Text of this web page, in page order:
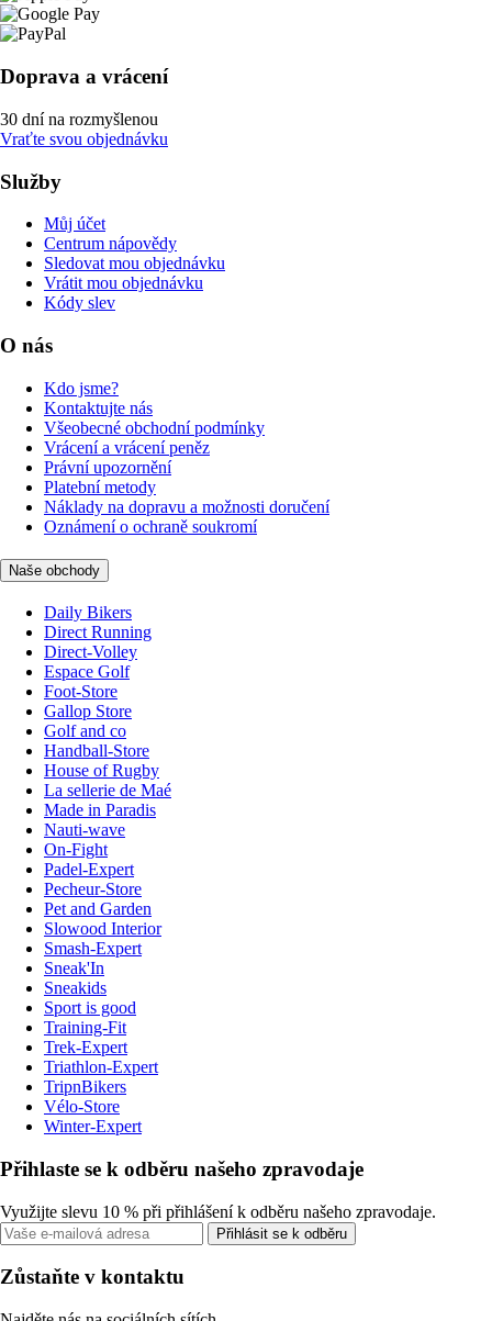
Doprava a vrácení
30 dní na rozmyšlenou
Vraťte svou objednávku
Služby
Můj účet
Centrum nápovědy
Sledovat mou objednávku
Vrátit mou objednávku
Kódy slev
O nás
Kdo jsme?
Kontaktujte nás
Všeobecné obchodní podmínky
Vrácení a vrácení peněz
Právní upozornění
Platební metody
Náklady na dopravu a možnosti doručení
Oznámení o ochraně soukromí
Naše obchody
Daily Bikers
Direct Running
Direct-Volley
Espace Golf
Foot-Store
Gallop Store
Golf and co
Handball-Store
House of Rugby
La sellerie de Maé
Made in Paradis
Nauti-wave
On-Fight
Padel-Expert
Pecheur-Store
Pet and Garden
Slowood Interior
Smash-Expert
Sneak'In
Sneakids
Sport is good
Training-Fit
Trek-Expert
Triathlon-Expert
TripnBikers
Vélo-Store
Winter-Expert
Přihlaste se k odběru našeho zpravodaje
Využijte slevu 10 % při přihlášení k odběru našeho zpravodaje.
Přihlásit se k odběru
Zůstaňte v kontaktu